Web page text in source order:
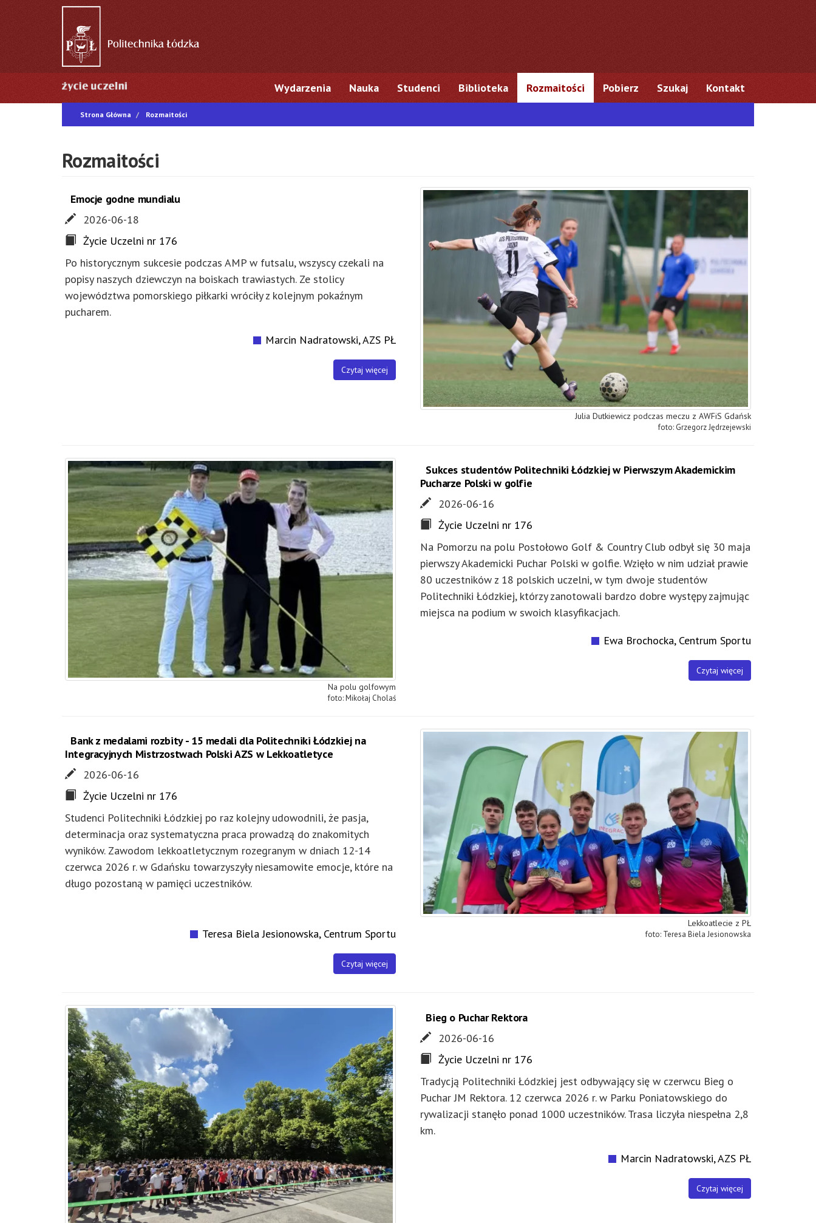
Główna
nawigacja
Wydarzenia Nauka Studenci Biblioteka Rozmaitości Pobierz Szukaj Kontakt
Strona Główna Rozmaitości
Rozmaitości
Emocje godne mundialu
2026-06-18
Życie Uczelni nr 176
Julia Dutkiewicz podczas meczu z AWFiS Gdańsk
Grzegorz Jędrzejewski
Po historycznym sukcesie podczas AMP w futsalu, wszyscy czekali na
popisy naszych dziewczyn na boiskach trawiastych. Ze stolicy
województwa pomorskiego piłkarki wróciły z kolejnym pokaźnym
pucharem.
Marcin Nadratowski, AZS PŁ
Czytaj więcej
Sukces studentów Politechniki Łódzkiej w Pierwszym Akademickim
Pucharze Polski w golfie
2026-06-16
Życie Uczelni nr 176
Na polu golfowym
Mikołaj Cholaś
Na Pomorzu na polu Postołowo Golf & Country Club odbył się 30 maja
pierwszy Akademicki Puchar Polski w golfie. Wzięło w nim udział prawie
80 uczestników z 18 polskich uczelni, w tym dwoje studentów
Politechniki Łódzkiej, którzy zanotowali bardzo dobre występy zajmując
miejsca na podium w swoich klasyfikacjach.
Ewa Brochocka, Centrum Sportu
Czytaj więcej
Bank z medalami rozbity - 15 medali dla Politechniki Łódzkiej na
Integracyjnych Mistrzostwach Polski AZS w Lekkoatletyce
2026-06-16
Życie Uczelni nr 176
Lekkoatlecie z PŁ
Teresa Biela Jesionowska
Studenci Politechniki Łódzkiej po raz kolejny udowodnili, że pasja,
determinacja oraz systematyczna praca prowadzą do znakomitych
wyników. Zawodom lekkoatletycznym rozegranym w dniach 12-14
czerwca 2026 r. w Gdańsku towarzyszyły niesamowite emocje, które na
długo pozostaną w pamięci uczestników.
Teresa Biela Jesionowska, Centrum Sportu
Czytaj więcej
Bieg o Puchar Rektora
2026-06-16
Życie Uczelni nr 176
Tradycją Politechniki Łódzkiej jest odbywający się w czerwcu Bieg o
Puchar JM Rektora. 12 czerwca 2026 r. w Parku Poniatowskiego do
rywalizacji stanęło ponad 1000 uczestników. Trasa liczyła niespełna 2,8
km.
Marcin Nadratowski, AZS PŁ
Czytaj więcej